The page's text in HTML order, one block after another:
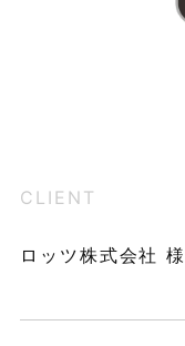
CLIENT
ロッツ株式会社 様